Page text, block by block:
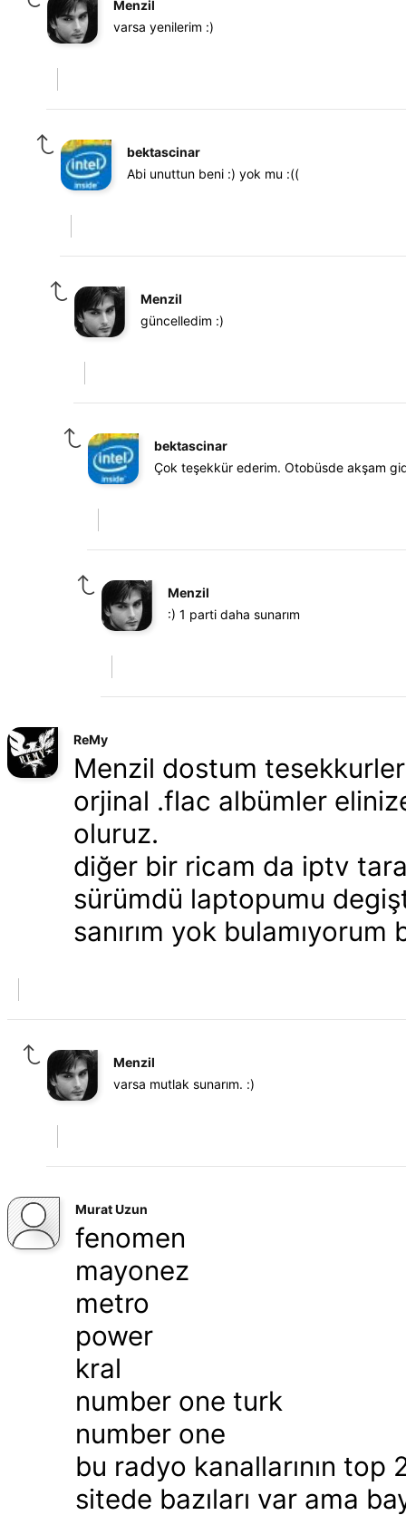
Menzil
varsa yenilerim :)
bektascinar
Abi unuttun beni :) yok mu :((
Menzil
güncelledim :)
bektascinar
Çok teşekkür ederim. Otobüsde akşam
Menzil
:) 1 parti daha sunarım
ReMy
Menzil dostum tesekkurler
orjinal .flac albümler
oluruz.
diğer bir ricam da iptv
sürümdü laptopumu
sanırım yok bulamıyorum
Menzil
varsa mutlak sunarım. :)
Murat Uzun
fenomen
mayonez
metro
power
kral
number one turk
number one
bu radyo kanallarının
sitede bazıları var ama